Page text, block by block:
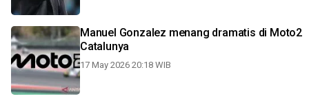
Manuel Gonzalez menang dramatis di Moto2
Catalunya
17 May 2026 20:18 WIB